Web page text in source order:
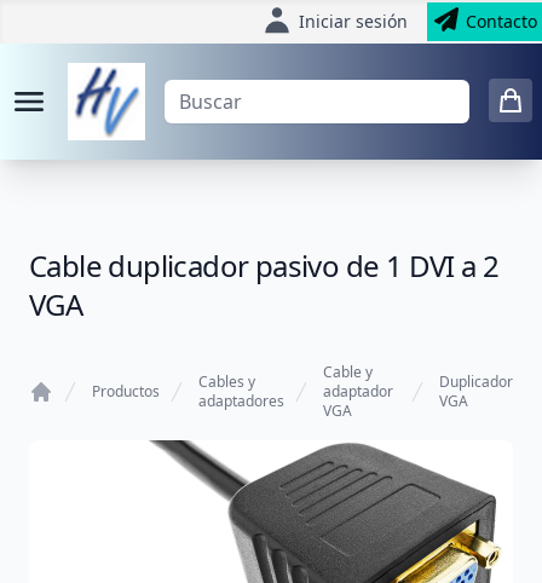
Iniciar sesión Contacto
Cable duplicador pasivo de 1 DVI a 2
VGA
Productos
Cables y
adaptadores
Cable y
adaptador
VGA
Duplicador
VGA